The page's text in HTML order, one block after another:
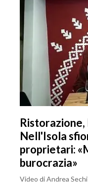
Ristorazione,
Nell'Isola
proprietari:
burocrazia»
Video di Andrea Sechi